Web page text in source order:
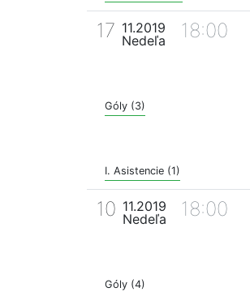
17 11.2019
Nedeľa
18:00
Góly (3)
I. Asistencie (1)
10 11.2019
Nedeľa
18:00
Góly (4)